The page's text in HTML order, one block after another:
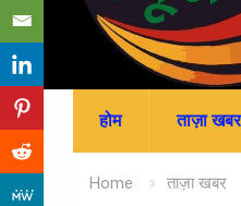
होम ताज़ा खबर
Home ताज़ा खबर